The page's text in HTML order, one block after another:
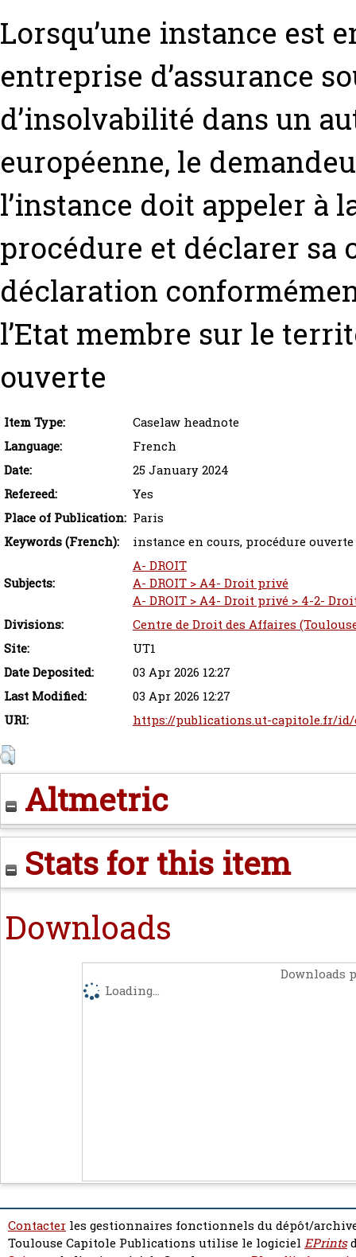
Lorsqu’une instance est
entreprise d’assurance
d’insolvabilité dans un
européenne, le
l’instance doit appeler à
procédure et déclarer sa
déclaration
l’Etat membre sur le
ouverte
Item Type:
Caselaw headnote
Language:
French
Date:
25 January 2024
Refereed:
Yes
Place of Publication: Paris
Keywords (French):
instance en cours, procédure
Subjects:
A- DROIT
A- DROIT > A4- Droit privé
A- DROIT > A4- Droit privé > 4-2-
Divisions:
Centre de Droit des Affaires
Site:
UT1
Date Deposited:
03 Apr 2026 12:27
Last Modified:
03 Apr 2026 12:27
URI:
https://publications.ut-capitole.fr/id/
Altmetric
Stats for this item
Downloads
Downloads
Loading...
Contacter les gestionnaires fonctionnels du dépôt/
Toulouse Capitole Publications utilise le logiciel EPrints